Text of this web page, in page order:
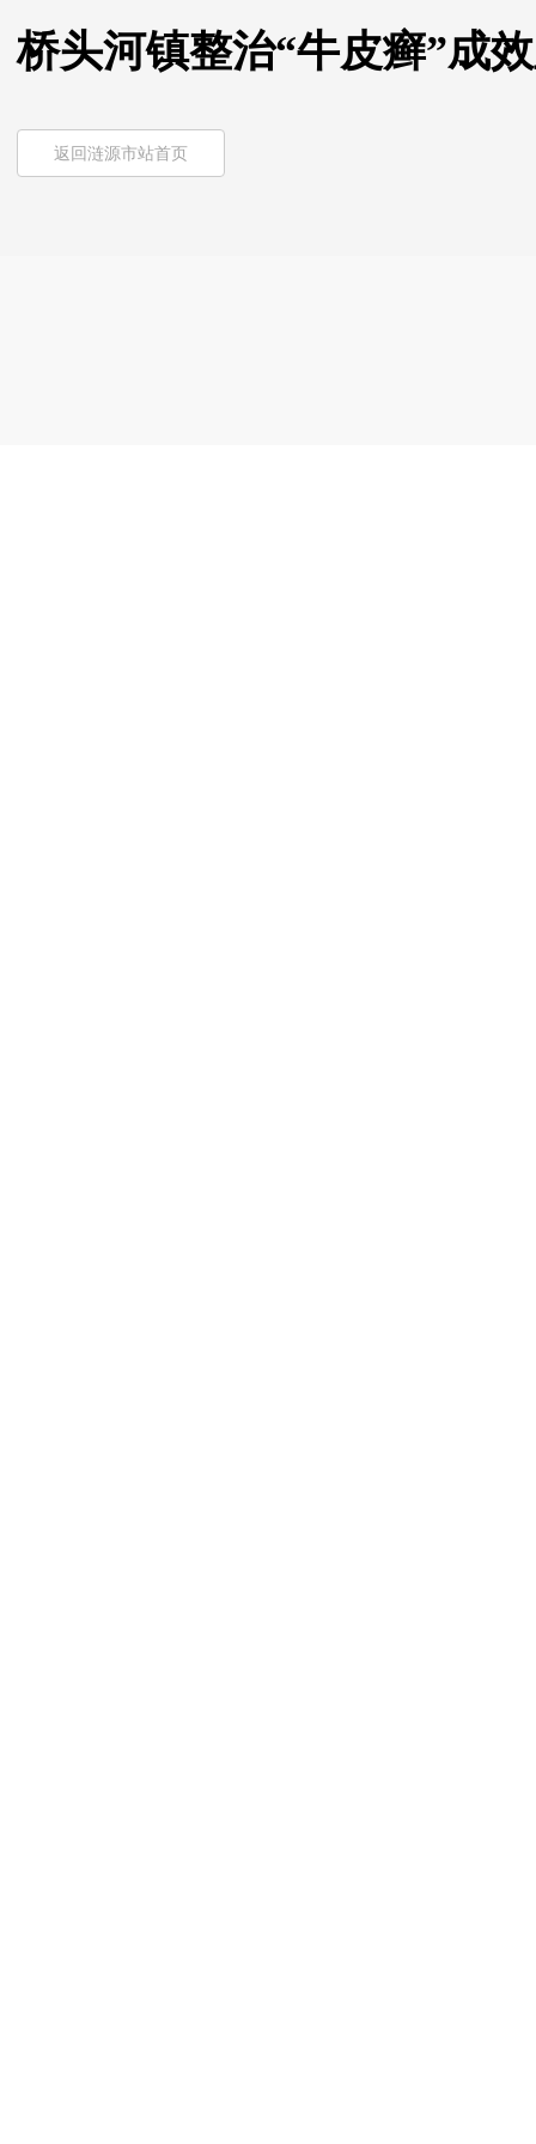
桥头河镇整治“牛皮癣”成
返回涟源市站首页